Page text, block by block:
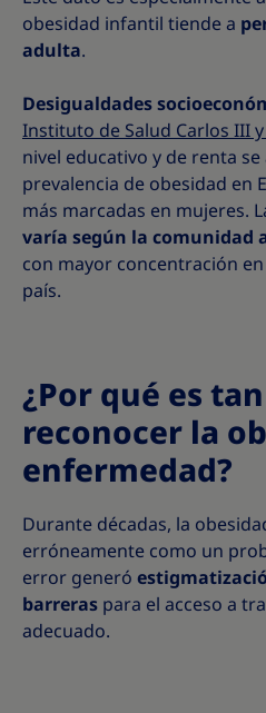
obesidad infantil tiende a
adulta.
Desigualdades
Instituto de Salud Carlos III y
nivel educativo y de renta
prevalencia de obesidad en
más marcadas en mujeres.
varía según la comunidad
con mayor concentración
país.
¿Por qué es
reconocer la
enfermedad?
Durante décadas, la
erróneamente como un
error generó
barreras para el acceso a
adecuado.